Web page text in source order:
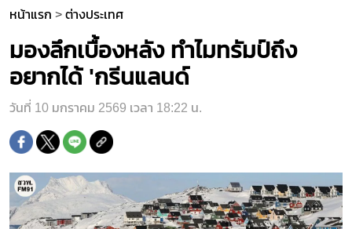
หน้าแรก > ต่างประเทศ
มองลึกเบื้องหลัง ทำไมทรัมป์ถึง
อยากได้ 'กรีนแลนด์
วันที่ 10 มกราคม 2569 เวลา 18:22 น.